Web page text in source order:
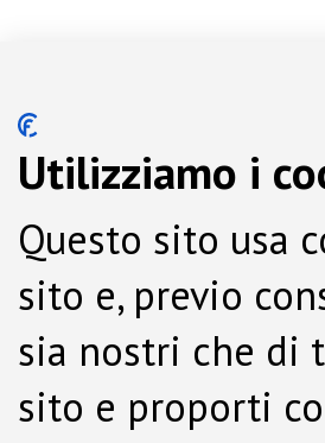
Utilizziamo i
Questo sito usa
sito e, previo
sia nostri che di
sito e proporti